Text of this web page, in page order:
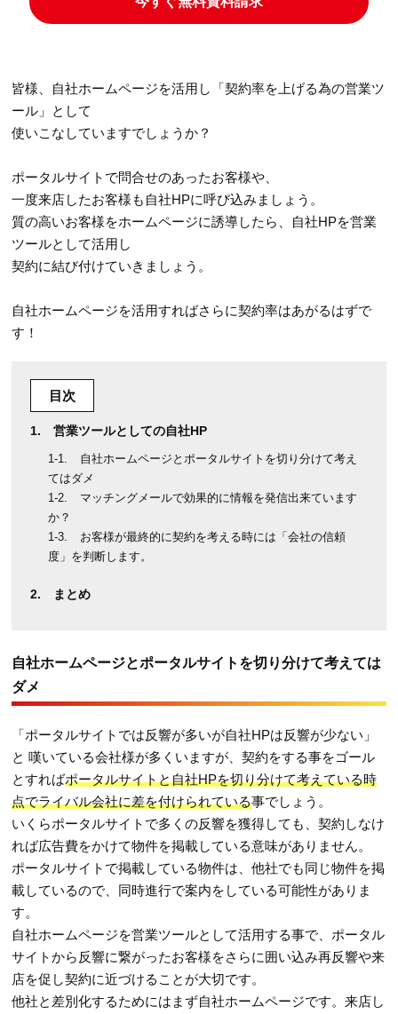
皆様、自社ホームページを活用し「契約率を上げる為の営業ツ
ール」として
使いこなしていますでしょうか？
ポータルサイトで問合せのあったお客様や、
一度来店したお客様も自社HPに呼び込みましょう。
質の高いお客様をホームページに誘導したら、自社HPを営業
ツールとして活用し
契約に結び付けていきましょう。
自社ホームページを活用すればさらに契約率はあがるはずで
す！
目次
営業ツールとしての自社HP
自社ホームページとポータルサイトを切り分けて考え
てはダメ
マッチングメールで効果的に情報を発信出来ています
か？
お客様が最終的に契約を考える時には「会社の信頼
度」を判断します。
まとめ
自社ホームページとポータルサイトを切り分けて考えては
ダメ
「ポータルサイトでは反響が多いが自社HPは反響が少ない」
と 嘆いている会社様が多くいますが、契約をする事をゴール
とすればポータルサイトと自社HPを切り分けて考えている時
点でライバル会社に差を付けられている事でしょう。
いくらポータルサイトで多くの反響を獲得しても、契約しなけ
れば広告費をかけて物件を掲載している意味がありません。
ポータルサイトで掲載している物件は、他社でも同じ物件を掲
載しているので、同時進行で案内をしている可能性がありま
す。
自社ホームページを営業ツールとして活用する事で、ポータル
サイトから反響に繋がったお客様をさらに囲い込み再反響や来
店を促し契約に近づけることが大切です。
他社と差別化するためにはまず自社ホームページです。来店し